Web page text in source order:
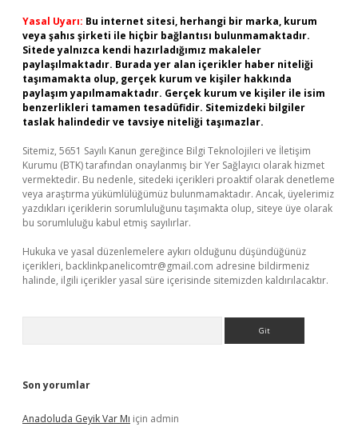
Yasal Uyarı: Bu internet sitesi, herhangi bir marka, kurum
veya şahıs şirketi ile hiçbir bağlantısı bulunmamaktadır.
Sitede yalnızca kendi hazırladığımız makaleler
paylaşılmaktadır. Burada yer alan içerikler haber niteliği
taşımamakta olup, gerçek kurum ve kişiler hakkında
paylaşım yapılmamaktadır. Gerçek kurum ve kişiler ile isim
benzerlikleri tamamen tesadüfidir. Sitemizdeki bilgiler
taslak halindedir ve tavsiye niteliği taşımazlar.
Sitemiz, 5651 Sayılı Kanun gereğince Bilgi Teknolojileri ve İletişim
Kurumu (BTK) tarafından onaylanmış bir Yer Sağlayıcı olarak hizmet
vermektedir. Bu nedenle, sitedeki içerikleri proaktif olarak denetleme
veya araştırma yükümlülüğümüz bulunmamaktadır. Ancak, üyelerimiz
yazdıkları içeriklerin sorumluluğunu taşımakta olup, siteye üye olarak
bu sorumluluğu kabul etmiş sayılırlar.
Hukuka ve yasal düzenlemelere aykırı olduğunu düşündüğünüz
içerikleri, backlinkpanelicomtr@gmail.com adresine bildirmeniz
halinde, ilgili içerikler yasal süre içerisinde sitemizden kaldırılacaktır.
Son yorumlar
Anadoluda Geyik Var Mı için admin